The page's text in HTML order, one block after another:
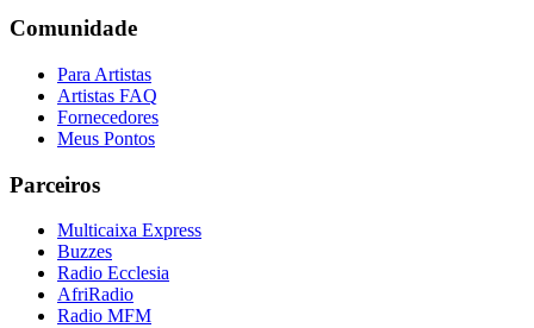
Comunidade
Para Artistas
Artistas FAQ
Fornecedores
Meus Pontos
Parceiros
Multicaixa Express
Buzzes
Radio Ecclesia
AfriRadio
Radio MFM